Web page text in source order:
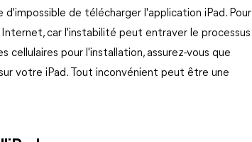
de télécharger l'application iPad. Pour
car l'instabilité peut entraver le processus
cellulaires pour l'installation, assurez-vous que
votre iPad. Tout inconvénient peut être une